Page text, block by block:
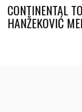
CONTINENTAL
HANŽEKOVIĆ